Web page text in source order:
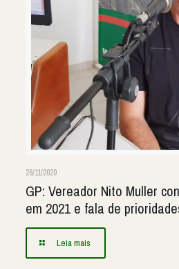
26/11/2020
GP: Vereador Nito Muller
em 2021 e fala de
Leia mais